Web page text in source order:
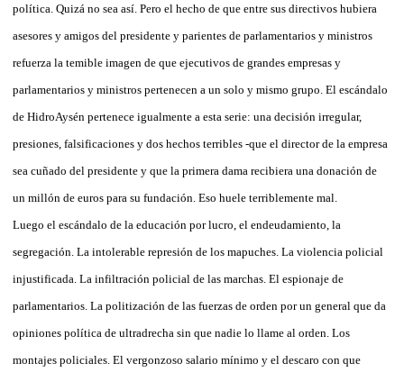
política. Quizá no sea así. Pero el hecho de que entre sus directivos hubiera
asesores y amigos del presidente y parientes de parlamentarios y ministros
refuerza la temible imagen de que ejecutivos de grandes empresas y
parlamentarios y ministros pertenecen a un solo y mismo grupo. El escándalo
de HidroAysén pertenece igualmente a esta serie: una decisión irregular,
presiones, falsificaciones y dos hechos terribles -que el director de la empresa
sea cuñado del presidente y que la primera dama recibiera una donación de
un millón de euros para su fundación. Eso huele terriblemente mal.
Luego el escándalo de la educación por lucro, el endeudamiento, la
segregación. La intolerable represión de los mapuches. La violencia policial
injustificada. La infiltración policial de las marchas. El espionaje de
parlamentarios. La politización de las fuerzas de orden por un general que da
opiniones política de ultradrecha sin que nadie lo llame al orden. Los
montajes policiales. El vergonzoso salario mínimo y el descaro con que